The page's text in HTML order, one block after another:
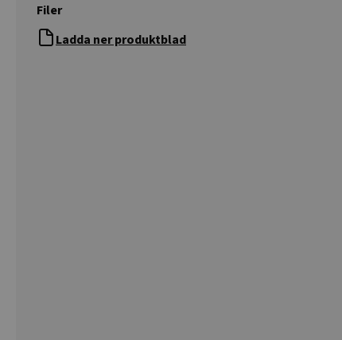
Filer
Ladda ner produktblad